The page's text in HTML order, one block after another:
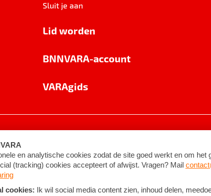
Sluit je aan
Lid worden
BNNVARA-account
VARAgids
voorwaarden ©2026BNNVARA